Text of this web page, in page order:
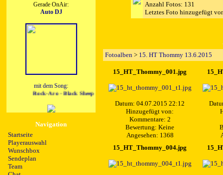
Gerade OnAir:
Auto DJ
mit dem Song:
Rock-Aro - Black Sheep (Radio Edit)
Navigation
Startseite
Playerauswahl
Wunschbox
Sendeplan
Team
Anzahl Fotos: 131
Letztes Foto hinzugefügt
Fotoalben > 15. HT Thommy 13.6.2015
15_HT_Thommy_001.jpg
Datum: 04.07.2015 22:12
Hinzugefügt von:
Kommentare: 2
Bewertung: Keine
Angesehen: 1368
15_HT_Thommy_004.jpg